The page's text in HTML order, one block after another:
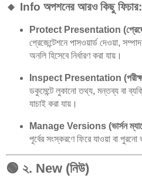
🔸 Info অপশনের আরও কিছু ফিচার:
Protect Presentation
প্রেজেন্টেশনে পাসওয়ার্ড দেওয়া,
অনলি হিসেবে নির্ধারণ করা যায়।
Inspect Presentation
ডকুমেন্টে লুকানো তথ্য, মন্তব্য বা
যাচাই করা যায়।
Manage Versions (ভার্সন
পূর্বের সংস্করণে ফিরে যাওয়া বা পুরনো
🟢 ২. New (নিউ)